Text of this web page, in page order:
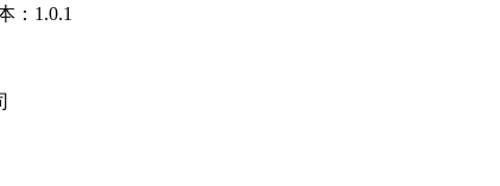
：1.0.1